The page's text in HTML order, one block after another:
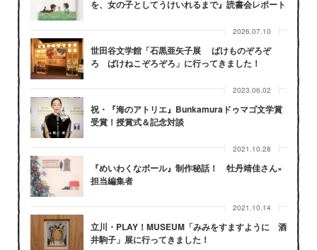
を、女の子としてうけいれるまで』読書会レポート
2026.07.10
世田谷文学館「石黒亜矢子展 ばけものぞろぞ
ろ ばけねこぞろぞろ」に行ってきました！
2023.06.02
祝・『海のアトリエ』Bunkamuraドゥマゴ文学賞
受賞！授賞式＆記念対談
2021.10.28
『めいわくなボール』制作秘話！ 牡丹靖佳さん×
担当編集者
2021.10.14
立川・PLAY！MUSEUM「みみをすますように 酒
井駒子」展に行ってきました！